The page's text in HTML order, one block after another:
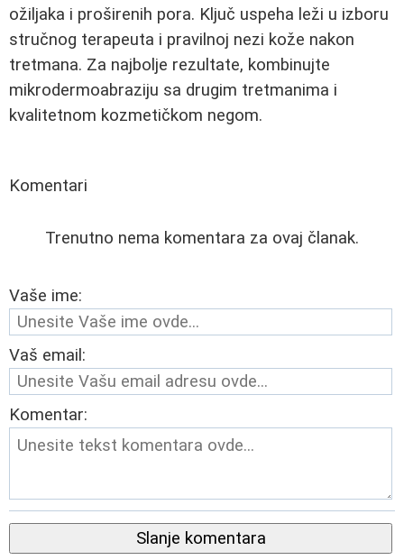
ožiljaka i proširenih pora. Ključ uspeha leži u izboru
stručnog terapeuta i pravilnoj nezi kože nakon
tretmana. Za najbolje rezultate, kombinujte
mikrodermoabraziju sa drugim tretmanima i
kvalitetnom kozmetičkom negom.
Komentari
Trenutno nema komentara za ovaj članak.
Vaše ime:
Vaš email:
Komentar:
Slanje komentara